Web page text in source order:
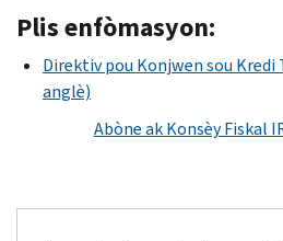
Plis enfòmasyon:
Direktiv pou Konjwen sou
anglè)
Abòne ak Konsèy Fiskal